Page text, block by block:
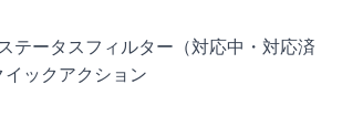
テータスフィルター（対応中・対応済
ックアクション